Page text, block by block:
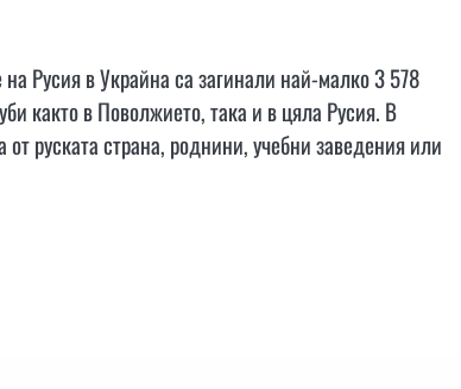
Русия в Украйна са загинали най-малко 3 578
както в Поволжието, така и в цяла Русия. В
руската страна, роднини, учебни заведения или